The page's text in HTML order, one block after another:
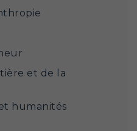
et de la
humanités